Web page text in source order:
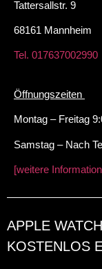
Tattersallstr. 9
68161 Mannheim
Tel. 017637002990
Öffnungszeiten
Montag – Freitag
Samstag – Nach
[weitere
APPLE
KOSTENLOS